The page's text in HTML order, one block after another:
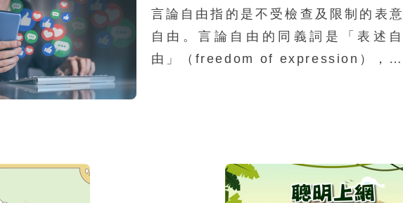
關法律依性質區分為妨害電腦使用、網
路人際、網路色情、網路交易及著作權
等項目，分別說明可能發生的犯罪型態
言論自由指的是不受檢查及限制的表意
自由。言論自由的同義詞是「表述自
由」（freedom of expression），特